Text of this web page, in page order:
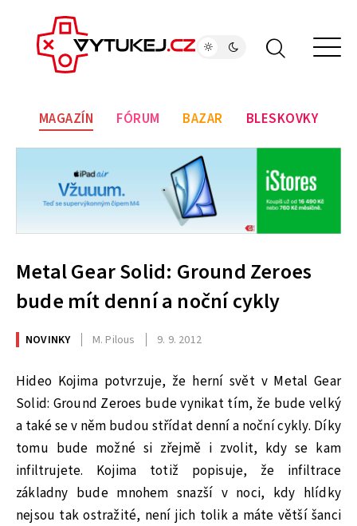
MAGAZÍN FÓRUM BAZAR BLESKOVKY
Metal Gear Solid: Ground Zeroes
bude mít denní a noční cykly
NOVINKY M. Pilous 9. 9. 2012
Hideo Kojima potvrzuje, že herní svět v Metal Gear
Solid: Ground Zeroes bude vynikat tím, že bude velký
a také se v něm budou střídat denní a noční cykly. Díky
tomu bude možné si zřejmě i zvolit, kdy se kam
infiltrujete. Kojima totiž popisuje, že infiltrace
základny bude mnohem snazší v noci, kdy hlídky
nejsou tak ostražité, není jich tolik a máte větší šanci